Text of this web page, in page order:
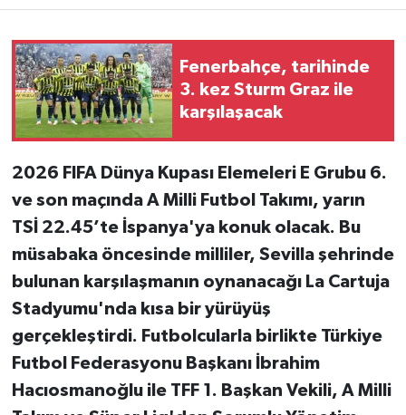
Fenerbahçe, tarihinde
3. kez Sturm Graz ile
karşılaşacak
2026 FIFA Dünya Kupası Elemeleri E Grubu 6.
ve son maçında A Milli Futbol Takımı, yarın
TSİ 22.45’te İspanya'ya konuk olacak. Bu
müsabaka öncesinde milliler, Sevilla şehrinde
bulunan karşılaşmanın oynanacağı La Cartuja
Stadyumu'nda kısa bir yürüyüş
gerçekleştirdi. Futbolcularla birlikte Türkiye
Futbol Federasyonu Başkanı İbrahim
Hacıosmanoğlu ile TFF 1. Başkan Vekili, A Milli